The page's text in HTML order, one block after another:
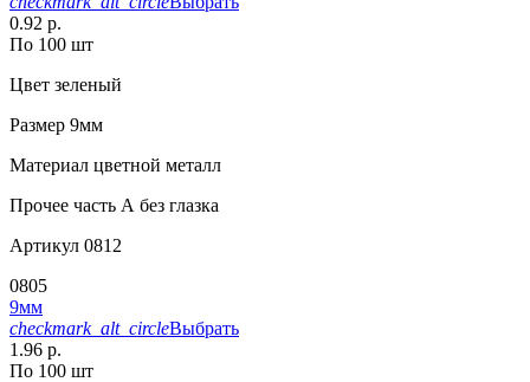
0.92 р.
По 100 шт
Цвет зеленый
Размер 9мм
Материал цветной металл
Прочее часть А без глазка
Артикул 0812
0805
9мм
checkmark_alt_circleВыбрать
1.96 р.
По 100 шт